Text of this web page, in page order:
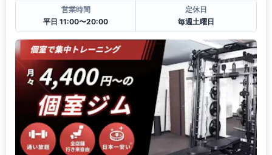
営業時間
平日 11:00〜20:00
定休日
毎週土曜日